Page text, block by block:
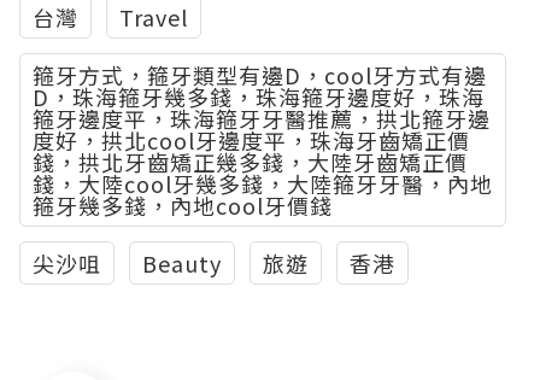
台灣
Travel
箍牙方式，箍牙類型有邊D，cool牙方式有邊
D，珠海箍牙幾多錢，珠海箍牙邊度好，珠海
箍牙邊度平，珠海箍牙牙醫推薦，拱北箍牙邊
度好，拱北cool牙邊度平，珠海牙齒矯正價
錢，拱北牙齒矯正幾多錢，大陸牙齒矯正價
錢，大陸cool牙幾多錢，大陸箍牙牙醫，內地
箍牙幾多錢，內地cool牙價錢
尖沙咀
Beauty 旅遊 香港